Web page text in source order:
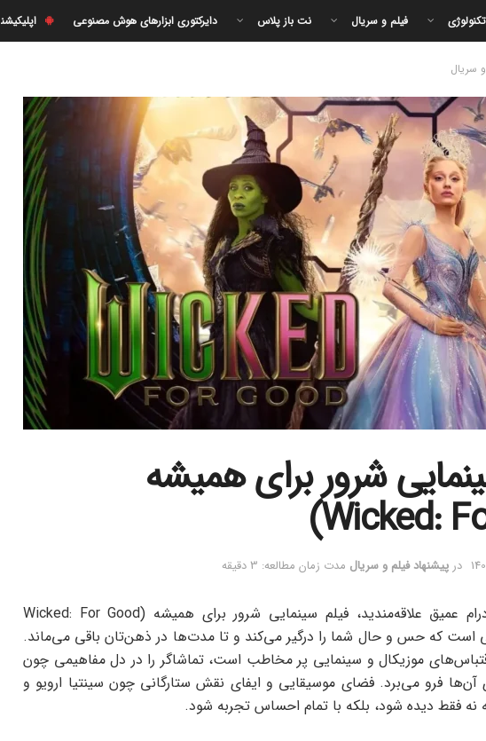
تکنولوژی فیلم و سریال نت باز پلاس دایرکتوری ابزارهای هوش مصنوعی اپلیکیشن
سریال
شرور برای همیشه
در پیشنهاد فیلم و سریال مدت زمان مطالعه: 3 دقیقه
اگر به دنیای موسیقی، فانتزی و درام عمیق علاقه‌مندید، فیلم سینمایی شرور برای همیشه (Wicked: For Good
است که حس و حال شما را درگیر می‌کند و تا مدت‌ها در ذهن‌تان باقی می‌ماند.
اقتباس‌های موزیکال و سینمایی پر مخاطب است، تماشاگر را در دل مفاهیمی چون
فرو می‌برد. فضای موسیقایی و ایفای نقش ستارگانی چون سینتیا ارویو و
نه فقط دیده شود، بلکه با تمام احساس تجربه شود.